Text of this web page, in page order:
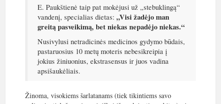
E. Paukštienė taip pat mokėjusi už „stebuklingą“
vandenį, specialias dietas: „Visi žadėjo man
greitą pasveikimą, bet niekas nepadėjo niekas.“
Nusivylusi netradicinės medicinos gydymo būdais,
pastaruosius 10 metų moteris nebesikreipia į
jokius žiniuonius, ekstrasensus ir juos vadina
apsišaukėliais.
Žinoma, visokiems šarlatanams (tiek tikintiems savo